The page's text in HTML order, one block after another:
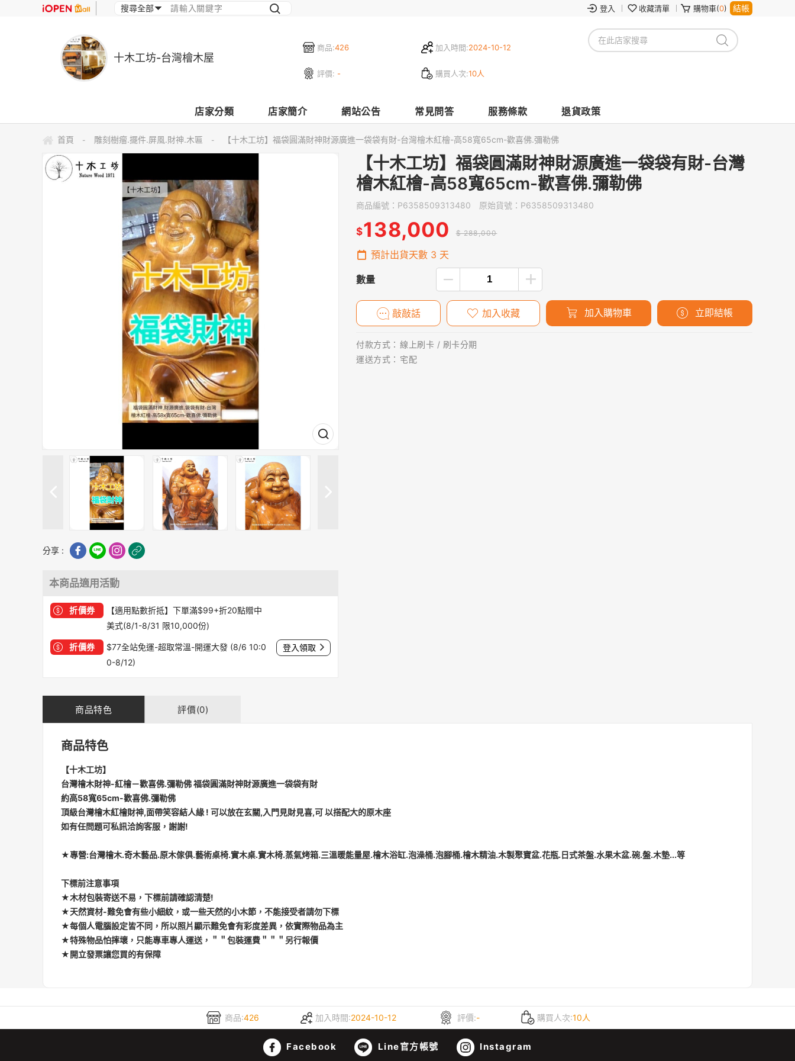
登入 收藏清單 購物車(0) 結帳
商品:426 加入時間:2024-10-12
評價: - 購買人次:10人
十木工坊-台灣檜木屋
店家分類 店家簡介 網站公告 常見問答 服務條款 退貨政策
首頁 - 雕刻樹瘤.擺件.屏風.財神.木匾 - 【十木工坊】福袋圓滿財神財源廣進一袋袋有財-台灣檜木紅檜-高58寬65cm-歡喜佛.彌勒佛
分享 :
本商品適用活動
折價券
【適用點數折抵】下單滿$99+折20點贈中
美式(8/1-8/31 限10,000份)
折價券
$77全站免運-超取常溫-開運大發 (8/6 10:0
0-8/12)
登入領取
【十木工坊】福袋圓滿財神財源廣進一袋袋有財-台灣
檜木紅檜-高58寬65cm-歡喜佛.彌勒佛
商品編號： P6358509313480 原始貨號： P6358509313480
$138,000 $ 288,000
預計出貨天數 3 天
數量
敲敲話 加入收藏 加入購物車 立即結帳
付款方式： 線上刷卡 / 刷卡分期
運送方式： 宅配
商品特色 評價(0)
商品特色
【十木工坊】
台灣檜木財神-紅檜－歡喜佛.彌勒佛 福袋圓滿財神財源廣進一袋袋有財
約高58寬65cm-歡喜佛.彌勒佛
頂級台灣檜木紅檜財神,面帶笑容結人緣 ! 可以放在玄關,入門見財見喜,可 以搭配大的原木座
如有任問題可私訊洽詢客服，謝謝!
★專營:台灣檜木.奇木藝品.原木傢俱.藝術桌椅.實木桌.實木椅.蒸氣烤箱.三溫暖能量屋.檜木浴缸.泡澡桶.泡腳桶.檜木精油.木製聚寶盆.花瓶.日式茶盤.水果木盆.碗.盤.木墊...等
下標前注意事項
★木材包裝寄送不易，下標前請確認清楚!
★天然資材-難免會有些小細紋，或一些天然的小木節，不能接受者請勿下標
★每個人電腦設定皆不同，所以照片顯示難免會有彩度差異，依實際物品為主
★特殊物品怕摔壞，只能專車專人運送，＂＂包裝運費＂＂＂另行報價
★開立發票讓您買的有保障
商品:426 加入時間:2024-10-12 評價:- 購買人次:10人
Facebook Line官方帳號 Instagram